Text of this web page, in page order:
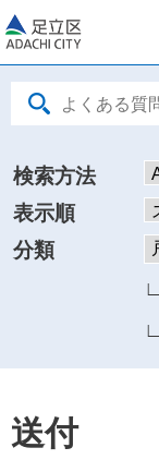
検索方法
表示順
分類
∟
∟
送付